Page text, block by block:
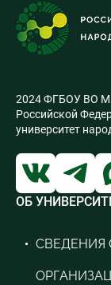
2024 ФГБОУ ВО
Российской
университет
ОБ
СВЕДЕНИЯ